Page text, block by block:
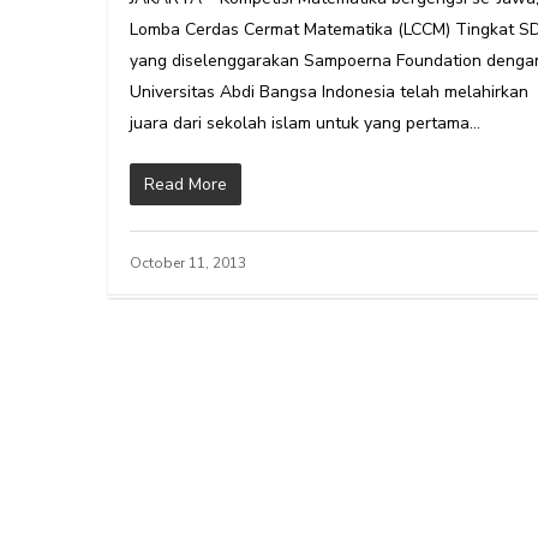
Lomba Cerdas Cermat Matematika (LCCM) Tingkat
yang diselenggarakan Sampoerna Foundation
Universitas Abdi Bangsa Indonesia telah melahirkan
juara dari sekolah islam untuk yang pertama…
Read More
October 11, 2013